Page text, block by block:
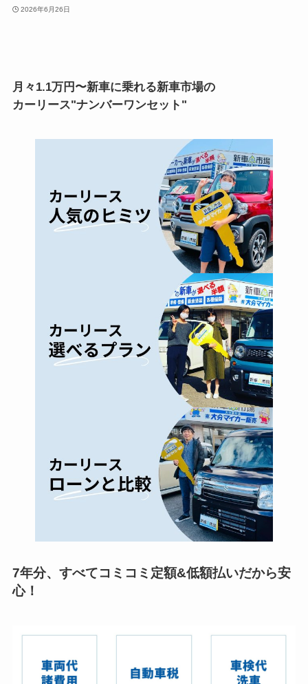
2026年6月26日
月々1.1万円〜新車に乗れる新車市場の
カーリース"ナンバーワンセット"
7年分、すべてコミコミ定額&低額払いだから安
心！